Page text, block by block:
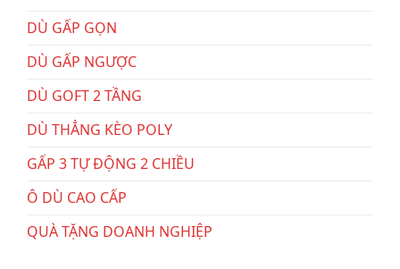
DÙ GẤP GỌN
DÙ GẤP NGƯỢC
DÙ GOFT 2 TẦNG
DÙ THẲNG KÈO POLY
GẤP 3 TỰ ĐỘNG 2 CHIỀU
Ô DÙ CAO CẤP
QUÀ TẶNG DOANH NGHIỆP